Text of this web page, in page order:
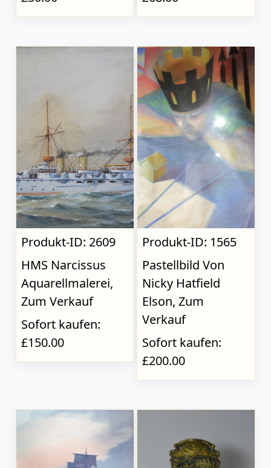
Produkt-ID: 2609
HMS Narcissus
Aquarellmalerei,
Zum Verkauf
Sofort kaufen:
£150.00
Produkt-ID: 1565
Pastellbild Von
Nicky Hatfield
Elson, Zum
Verkauf
Sofort kaufen:
£200.00